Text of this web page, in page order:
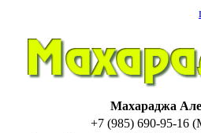
Махараджа
+7 (985) 690-95-16